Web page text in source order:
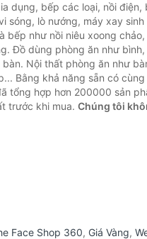
dụng, bếp các loại, nồi điện,
sóng, lò nướng, máy xay
bếp như nồi niêu xoong
Đồ dùng phòng ăn như
Nội thất phòng ăn như
Bằng khả năng sẵn có
tổng hợp hơn 200000 sản
trước khi mua. Chúng tôi
Face Shop 360, Giá Vàng,